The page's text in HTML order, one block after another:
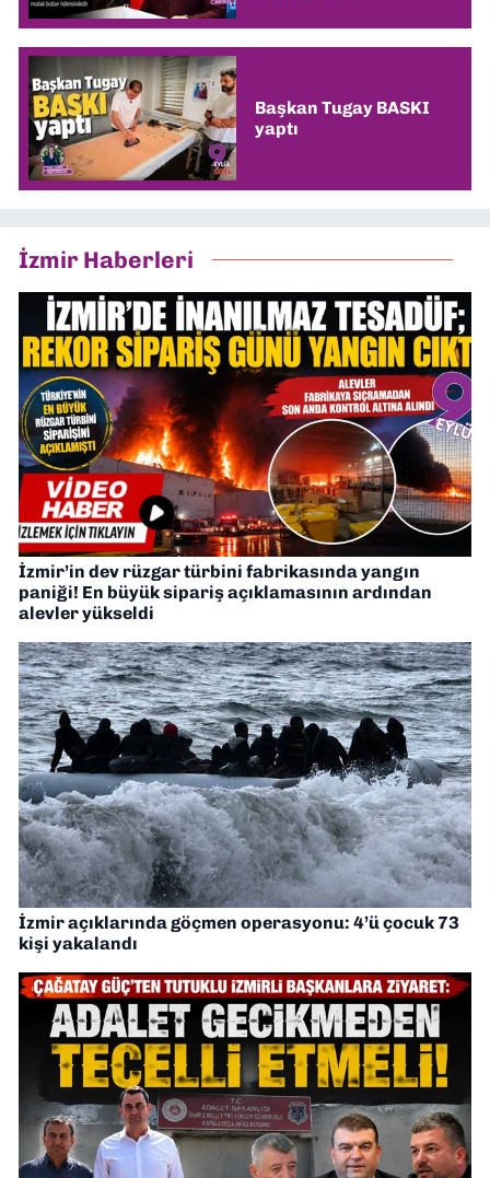
Başkan Tugay BASKI
yaptı
İzmir Haberleri
İzmir’in dev rüzgar türbini fabrikasında yangın
paniği! En büyük sipariş açıklamasının ardından
alevler yükseldi
İzmir açıklarında göçmen operasyonu: 4’ü çocuk 73
kişi yakalandı